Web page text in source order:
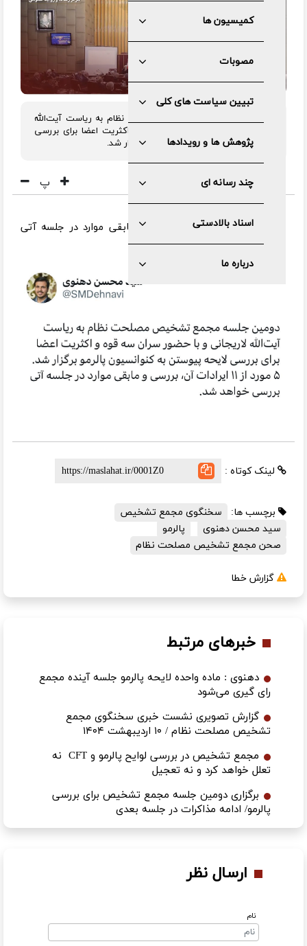
کمیسیون ها
مصوبات
تبیین سیاست های کلی
پژوهش ها و رویدادها
چند رسانه ای
اسناد بالادستی
درباره ما
دومین جلسه مجمع تشخیص مصلحت نظام به ریاست آیت‌الله
لاریجانی و با حضور سران سه قوه و اکثریت اعضا برای بررسی
لایحه پیوستن به کنوانسیون پالرمو برگزار شد.
پ
۵ مورد از ۱۱ ایرادات آن، بررسی و مابقی موارد در جلسه آتی
بررسی خواهد شد.
لینک کوتاه :
برچسب ها:
سخنگوی مجمع تشخیص
سید محسن دهنوی
پالرمو
صحن مجمع تشخیص مصلحت نظام
گزارش خطا
خبرهای مرتبط
دهنوی : ماده واحده لایحه پالرمو جلسه آینده مجمع
رای گیری می‌شود
گزارش تصویری نشست خبری سخنگوی مجمع
تشخیص مصلحت نظام / ۱۰ اردیبهشت ۱۴۰۴
مجمع تشخیص در بررسی لوایح پالرمو و CFT نه
تعلل خواهد کرد و نه تعجیل
برگزاری دومین جلسه مجمع تشخیص برای بررسی
پالرمو/ ادامه مذاکرات در جلسه بعدی
ارسال نظر
نام